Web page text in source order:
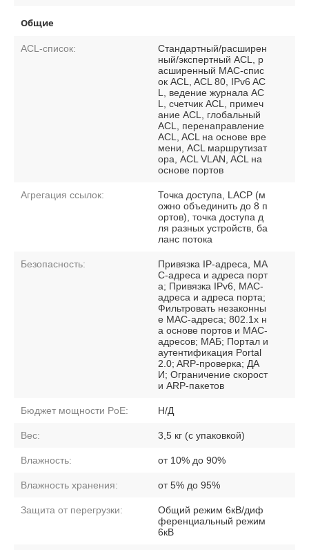
Общие
ACL-список:
Стандартный/расширен
ный/экспертный ACL, р
асширенный MAC-спис
ок ACL, ACL 80, IPv6 AC
L, ведение журнала AC
L, счетчик ACL, примеч
ание ACL, глобальный
ACL, перенаправление
ACL, ACL на основе вре
мени, ACL маршрутизат
ора, ACL VLAN, ACL на
основе портов
Агрегация ссылок:
Точка доступа, LACP (м
ожно объединить до 8 п
ортов), точка доступа д
ля разных устройств, ба
ланс потока
Безопасность:
Привязка IP-адреса, MA
C-адреса и адреса порт
а; Привязка IPv6, MAC-
адреса и адреса порта;
Фильтровать незаконны
е MAC-адреса; 802.1x н
а основе портов и MAC-
адресов; МАБ; Портал и
аутентификация Portal
2.0; ARP-проверка; ДА
И; Ограничение скорост
и ARP-пакетов
Бюджет мощности PoE: Н/Д
Вес: 3,5 кг (с упаковкой)
Влажность: от 10% до 90%
Влажность хранения: от 5% до 95%
Защита от перегрузки:
Общий режим 6кВ/диф
ференциальный режим
6кВ